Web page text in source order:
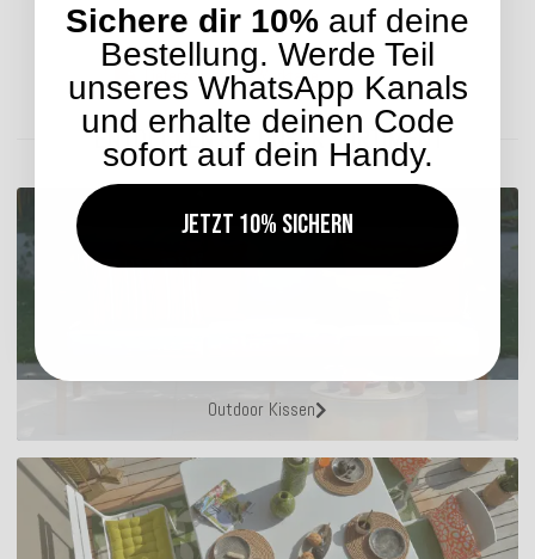
Lieferzeit: ca. 14 Werktage
ENTDECKEN SIE UNSER SORTIMENT
Outdoor Kissen
Sichere dir 10% auf deine
Bestellung. Werde Teil
unseres WhatsApp Kanals
und erhalte deinen Code
sofort auf dein Handy.
Jetzt 10% sichern